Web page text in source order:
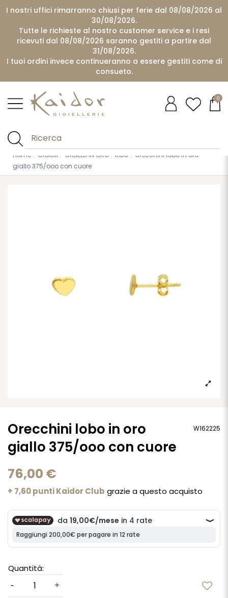
I nostri uffici rimarranno chiusi per ferie dal 08/08/2026 al
30/08/2026.
Tutte le richieste al nostro customer service e i resi
ricevuti dal 08/08/2026 saranno gestiti a partire dal
31/08/2026.
I tuoi ordini invece continueranno a essere gestiti come di
consueto.
0
Home Gioielli GIOIELLI IN ORO KIDS
Orecchini lobo in oro
giallo 375/ooo con cuore
Orecchini lobo in oro
giallo 375/ooo con cuore
W162225
76,00 €
+ 7,60 punti Kaidor Club grazie a questo acquisto
Quantità: